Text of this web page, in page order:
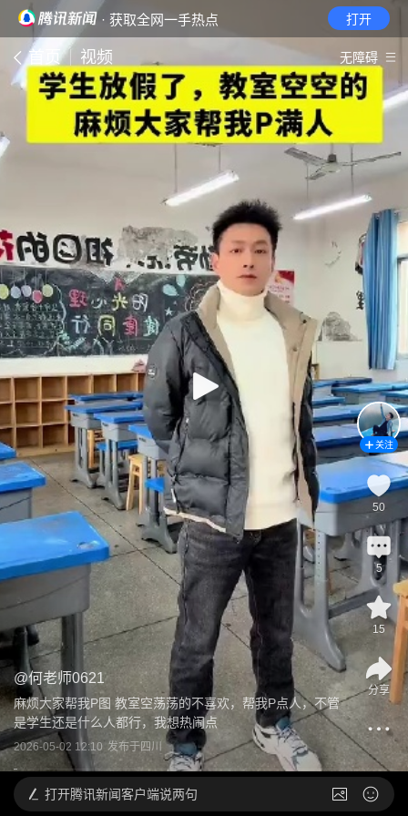
· 获取全网一手热点 打开
首页 视频 无障碍
@何老师0621
麻烦大家帮我P图 教室空荡荡的不喜欢，帮我P点人，不管
是学生还是什么人都行，我想热闹点
2026-05-02 12:10 发布于四川
关注
50
5
15
分享
打开腾讯新闻客户端说两句